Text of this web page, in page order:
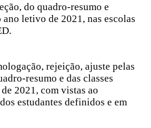
do quadro-resumo e
letivo de 2021, nas escolas
rejeição, ajuste pelas
resumo e das classes
2021, com vistas ao
estudantes definidos e em